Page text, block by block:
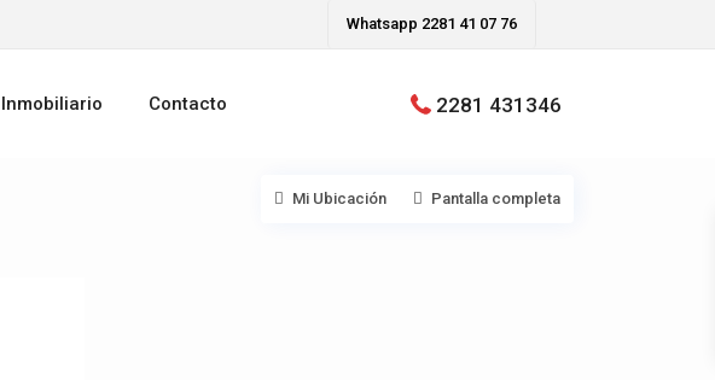
Whatsapp 2281 41 07 76
Contacto 2281 431346
Mi Ubicación Pantalla completa